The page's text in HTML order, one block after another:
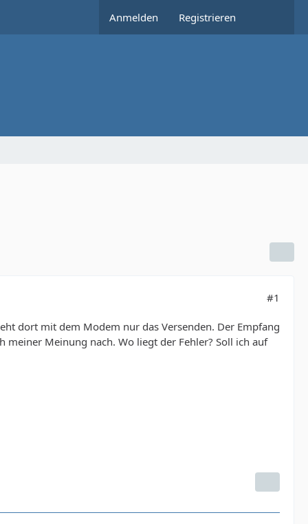
Anmelden Registrieren
#1
dort mit dem Modem nur das Versenden. Der Empfang
meiner Meinung nach. Wo liegt der Fehler? Soll ich auf